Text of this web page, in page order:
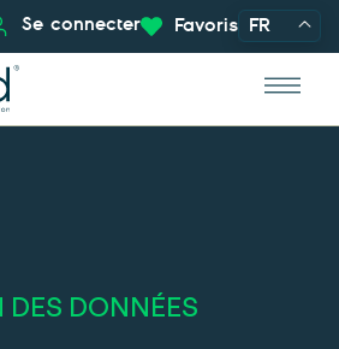
Se connecter Favoris FR
DONNÉES